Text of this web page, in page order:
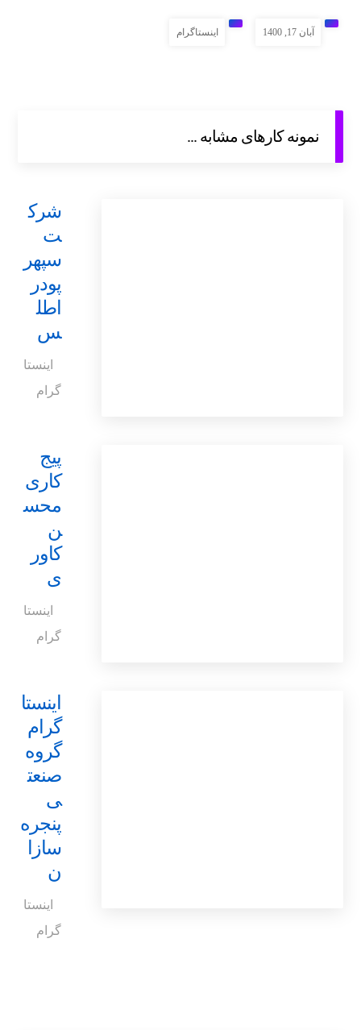
آبان 17, 1400 اینستاگرام
نمونه کارهای مشابه ...
شرک
ت
سپهر
پودر
اطل
س
اینستا
گرام
پیج
کاری
محس
ن
کاور
ی
اینستا
گرام
اینستا
گرام
گروه
صنعت
ی
پنجره
سازا
ن
اینستا
گرام